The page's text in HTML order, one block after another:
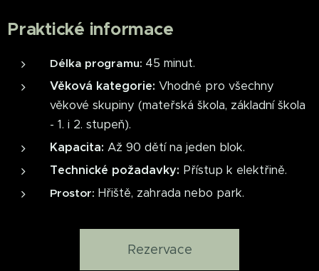
Praktické informace
Délka programu: 45 minut.
Věková kategorie: Vhodné pro všechny
věkové skupiny (mateřská škola, základní škola
- 1. i 2. stupeň).
Kapacita: Až 90 dětí na jeden blok.
Technické požadavky: Přístup k elektřině.
Prostor: Hřiště, zahrada nebo park.
Rezervace